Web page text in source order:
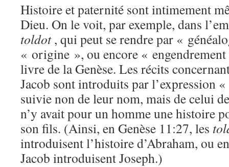
Histoire et paternité sont intimement
Dieu. On le voit, par exemple, dans
toldot, qui peut se rendre par «
« origine », ou encore «
livre de la Genèse. Les récits
Jacob sont introduits par l’expression
suivie non de leur nom, mais de celui
n’y avait pour un homme une histoire
son fils. (Ainsi, en Genèse 11:27, les
introduisent l’histoire d’Abraham, ou
Jacob introduisent Joseph.)